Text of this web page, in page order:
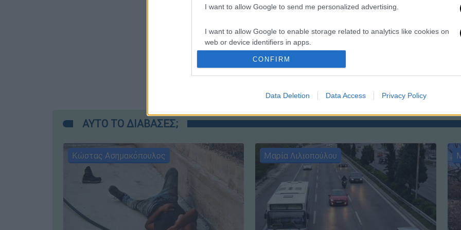
I want to allow Google to send me personalized advertising.
I want to allow Google to enable storage related to analytics like cookies on
web or device identifiers in apps.
I want to allow Google to enable storage related to functionality of the website
or app.
I want to allow Google to enable storage related to personalization.
I want to allow Google to enable storage related to security, including
CONFIRM
Data Deletion Data Access Privacy Policy
ΑΥΤΟ ΤΟ ΔΙΑΒΑΣΕΣ;
Κώστας Ασημακόπουλος Μαρία Λιλιοπούλου